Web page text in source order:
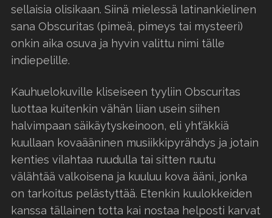
sellaisia olisikaan. Siinä mielessä latinankielinen
sana Obscuritas (pimeä, pimeys tai mysteeri)
onkin aika osuva ja hyvin valittu nimi tälle
indiepelille.
Kauhuelokuville kliseiseen tyyliin Obscuritas
luottaa kuitenkin vähän liian usein siihen
halvimpaan säikäytyskeinoon, eli yht’äkkiä
kuullaan kovaääninen musiikkipyrähdys ja jotain
kenties vilahtaa ruudulla tai sitten ruutu
välähtää valkoisena ja kuuluu kova ääni, jonka
on tarkoitus pelästyttää. Etenkin kuulokkeiden
kanssa tällainen totta kai nostaa helposti karvat